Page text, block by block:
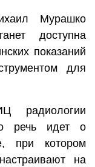
Мурашко
доступна
показаний
для
радиологии
речь идет о
при котором
на